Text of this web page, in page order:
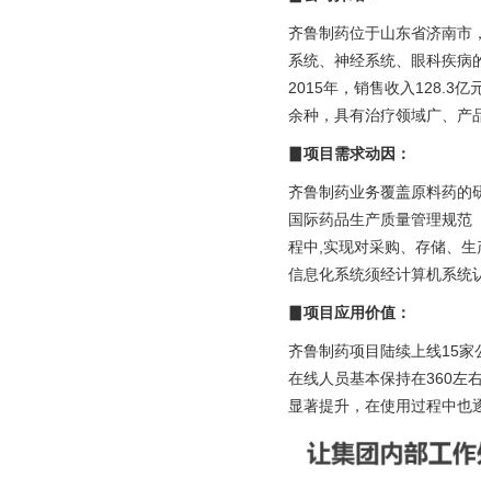
门户引擎
智能化平
数字可信
数字身份
印控管理
政务信创
央国企办
齐鲁制药位于山东省济南市
系统、神经系统、眼科疾病
2015年，销售收入128.3亿
余种，具有治疗领域广、产
▊项目需求动因：
齐鲁制药业务覆盖原料药的
国际药品生产质量管理规范
程中,实现对采购、存储、
信息化系统须经计算机系统
▊项目应用价值：
齐鲁制药项目陆续上线15
在线人员基本保持在360左
显著提升，在使用过程中也